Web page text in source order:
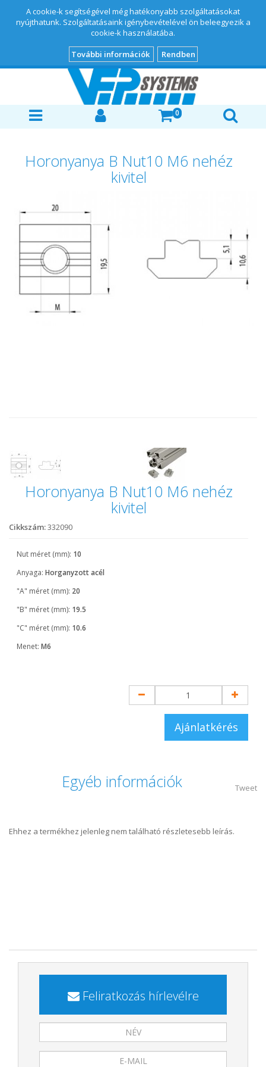
A cookie-k segítségével még hatékonyabb szolgáltatásokat
nyújthatunk. Szolgáltatásaink igénybevételével ön beleegyezik a
cookie-k használatába.
További információk
Rendben
0
Horonyanya B Nut10 M6 nehéz
kivitel
Horonyanya B Nut10 M6 nehéz
kivitel
Cikkszám:332090
Nut méret (mm): 10
Anyaga: Horganyzott acél
"A" méret (mm): 20
"B" méret (mm): 19.5
"C" méret (mm): 10.6
Menet: M6
Ajánlatkérés
Tweet
Egyéb információk
Ehhez a termékhez jelenleg nem található részletesebb leírás.
Feliratkozás hírlevélre